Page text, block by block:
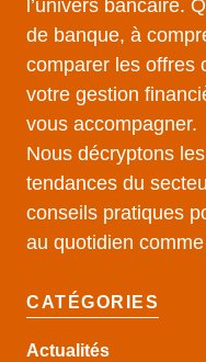
l’univers bancaire.
de banque, à
comparer les offres
votre gestion
vous accompagner.
Nous décryptons
tendances du
conseils pratiques
au quotidien
CATÉGORIES
Actualités